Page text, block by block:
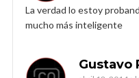
La verdad lo estoy
mucho más inteligente
Gustavo